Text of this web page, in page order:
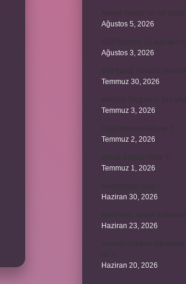
Ağustos 5, 2026
Ağustos 3, 2026
Temmuz 30, 2026
Temmuz 3, 2026
Temmuz 2, 2026
Temmuz 1, 2026
Haziran 30, 2026
Haziran 23, 2026
Haziran 20, 2026